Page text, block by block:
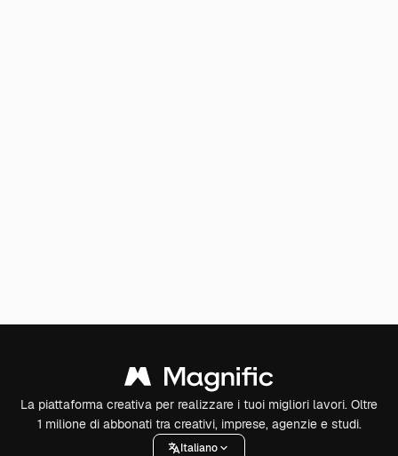
La piattaforma creativa per realizzare i tuoi migliori lavori. Oltre
1 milione di abbonati tra creativi, imprese, agenzie e studi.
Italiano